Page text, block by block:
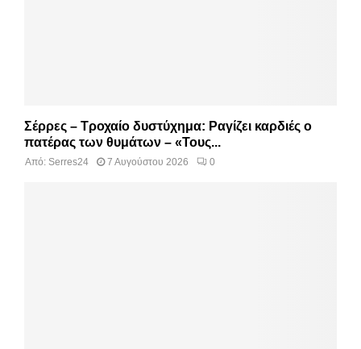
Σέρρες – Τροχαίο δυστύχημα: Ραγίζει καρδιές ο
πατέρας των θυμάτων – «Τους...
Από: Serres24 7 Αυγούστου 2026 0